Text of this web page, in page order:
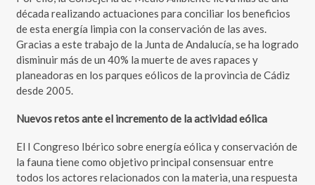
década realizando actuaciones para conciliar los beneficios
de esta energía limpia con la conservación de las aves.
Gracias a este trabajo de la Junta de Andalucía, se ha logrado
disminuir más de un 40% la muerte de aves rapaces y
planeadoras en los parques eólicos de la provincia de Cádiz
desde 2005.
Nuevos retos ante el incremento de la actividad eólica
El I Congreso Ibérico sobre energía eólica y conservación de
la fauna tiene como objetivo principal consensuar entre
todos los actores relacionados con la materia, una respuesta